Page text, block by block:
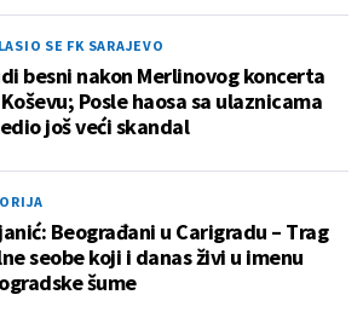
SE FK SARAJEVO
besni nakon Merlinovog koncerta
Posle haosa sa ulaznicama
još veći skandal
Beograđani u Carigradu – Тrag
seobe koji i danas živi u imenu
šume